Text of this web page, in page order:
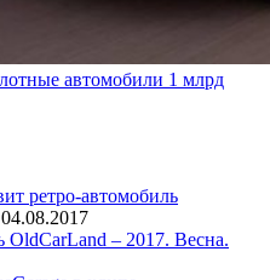
автомобили 1 млрд
ретро-автомобиль
04.08.2017
OldCarLand – 2017. Весна.